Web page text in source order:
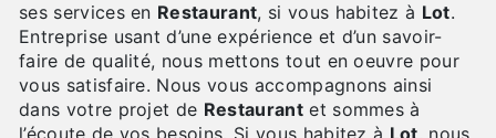
ses services en Restaurant, si vous habitez à Lot.
Entreprise usant d’une expérience et d’un savoir-
faire de qualité, nous mettons tout en oeuvre pour
vous satisfaire. Nous vous accompagnons ainsi
dans votre projet de Restaurantet sommes à
l’écoute de vos besoins. Si vous habitez à Lot, nous